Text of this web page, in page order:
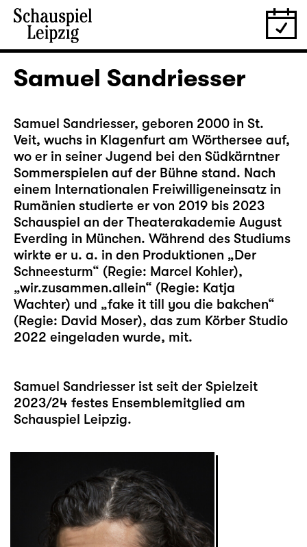
Samuel Sandriesser
Samuel Sandriesser, geboren 2000 in St.
Veit, wuchs in Klagenfurt am Wörthersee auf,
wo er in seiner Jugend bei den Südkärntner
Sommerspielen auf der Bühne stand. Nach
einem Internationalen Freiwilligeneinsatz in
Rumänien studierte er von 2019 bis 2023
Schauspiel an der Theaterakademie August
Everding in München. Während des Studiums
wirkte er u. a. in den Produktionen „Der
Schneesturm“ (Regie: Marcel Kohler),
„wir.zusammen.allein“ (Regie: Katja
Wachter) und „fake it till you die bakchen“
(Regie: David Moser), das zum Körber Studio
2022 eingeladen wurde, mit.
Samuel Sandriesser ist seit der Spielzeit
2023/24 festes Ensemblemitglied am
Schauspiel Leipzig.